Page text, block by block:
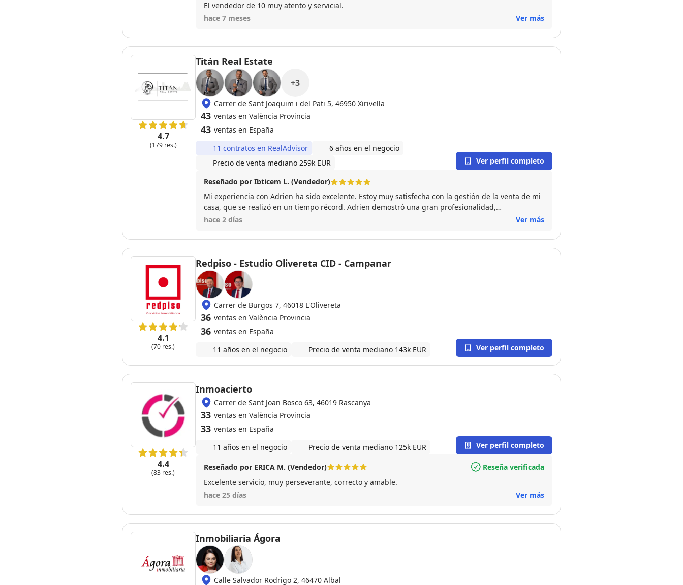
El vendedor de 10 muy atento y servicial.
hace 7 meses
Ver más
4.7
(179 res.)
Titán Real Estate
+3
Carrer de Sant Joaquim i del Pati 5, 46950 Xirivella
43 ventas en València Provincia
43 ventas en España
11 contratos en RealAdvisor
6 años en el negocio
Precio de venta mediano 259k EUR
Ver perfil completo
Reseñado por Ibticem L. (Vendedor)
Mi experiencia con Adrien ha sido excelente. Estoy muy satisfecha con la gestión de la venta de mi
casa, que se realizó en un tiempo récord. Adrien demostró una gran profesionalidad,
disponibilidad y cercanía durante todo el proceso. Siempre respondió a todas mis inquietudes de
venta fue sencilla y sin complicaciones. Lo recomiendo al 100 %.
hace 2 días Ver más
4.1
(70 res.)
Redpiso - Estudio Olivereta CID - Campanar
Carrer de Burgos 7, 46018 L'Olivereta
36 ventas en València Provincia
36 ventas en España
11 años en el negocio
Precio de venta mediano 143k EUR Ver perfil completo
4.4
(83 res.)
Inmoacierto
Carrer de Sant Joan Bosco 63, 46019 Rascanya
33 ventas en València Provincia
33 ventas en España
11 años en el negocio
Precio de venta mediano 125k EUR Ver perfil completo
Reseñado por ERICA M. (Vendedor)
Reseña verificada
Excelente servicio, muy perseverante, correcto y amable.
hace 25 días
Ver más
Inmobiliaria Ágora
Calle Salvador Rodrigo 2, 46470 Albal